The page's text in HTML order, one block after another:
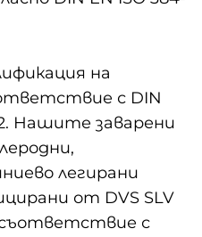
на
с DIN
Нашите заварени
легирани
от DVS SLV
с